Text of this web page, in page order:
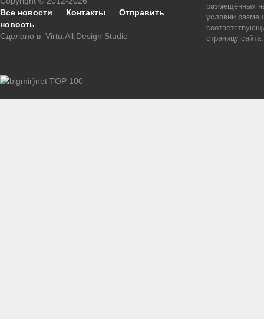
Все новости
Контакты
Отправить
новость
Сделано в Virtu.All.Design Studio
размещённых
условии
страницу сайта.